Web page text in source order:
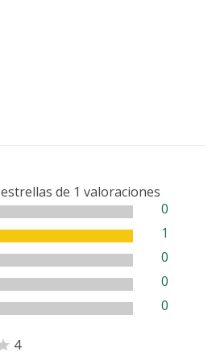
0
1
0
0
0
estrellas de 1 valoraciones
4